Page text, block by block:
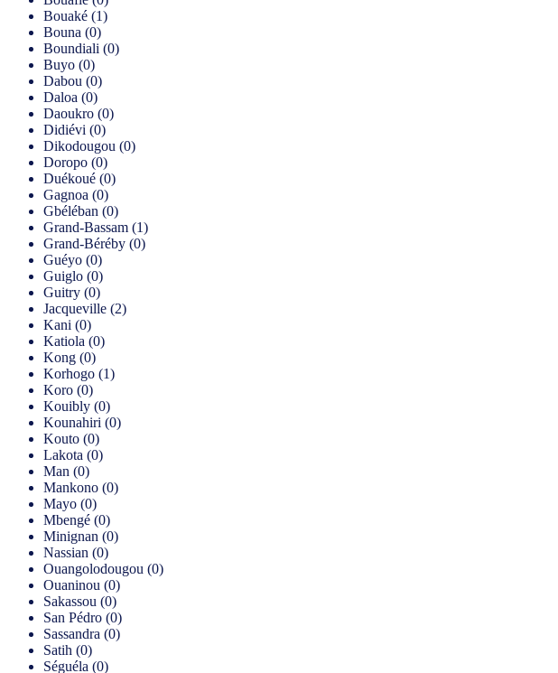
Bouaké (1)
Bouna (0)
Boundiali (0)
Buyo (0)
Dabou (0)
Daloa (0)
Daoukro (0)
Didiévi (0)
Dikodougou (0)
Doropo (0)
Duékoué (0)
Gagnoa (0)
Gbéléban (0)
Grand-Bassam (1)
Grand-Béréby (0)
Guéyo (0)
Guiglo (0)
Guitry (0)
Jacqueville (2)
Kani (0)
Katiola (0)
Kong (0)
Korhogo (1)
Koro (0)
Kouibly (0)
Kounahiri (0)
Kouto (0)
Lakota (0)
Man (0)
Mankono (0)
Mayo (0)
Mbengé (0)
Minignan (0)
Nassian (0)
Ouangolodougou (0)
Ouaninou (0)
Sakassou (0)
San Pédro (0)
Sassandra (0)
Satih (0)
Séguéla (0)